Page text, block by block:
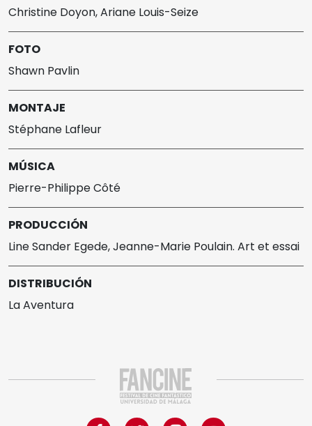
Christine Doyon, Ariane Louis-Seize
FOTO
Shawn Pavlin
MONTAJE
Stéphane Lafleur
MÚSICA
Pierre-Philippe Côté
PRODUCCIÓN
Line Sander Egede, Jeanne-Marie Poulain. Art et essai
DISTRIBUCIÓN
La Aventura